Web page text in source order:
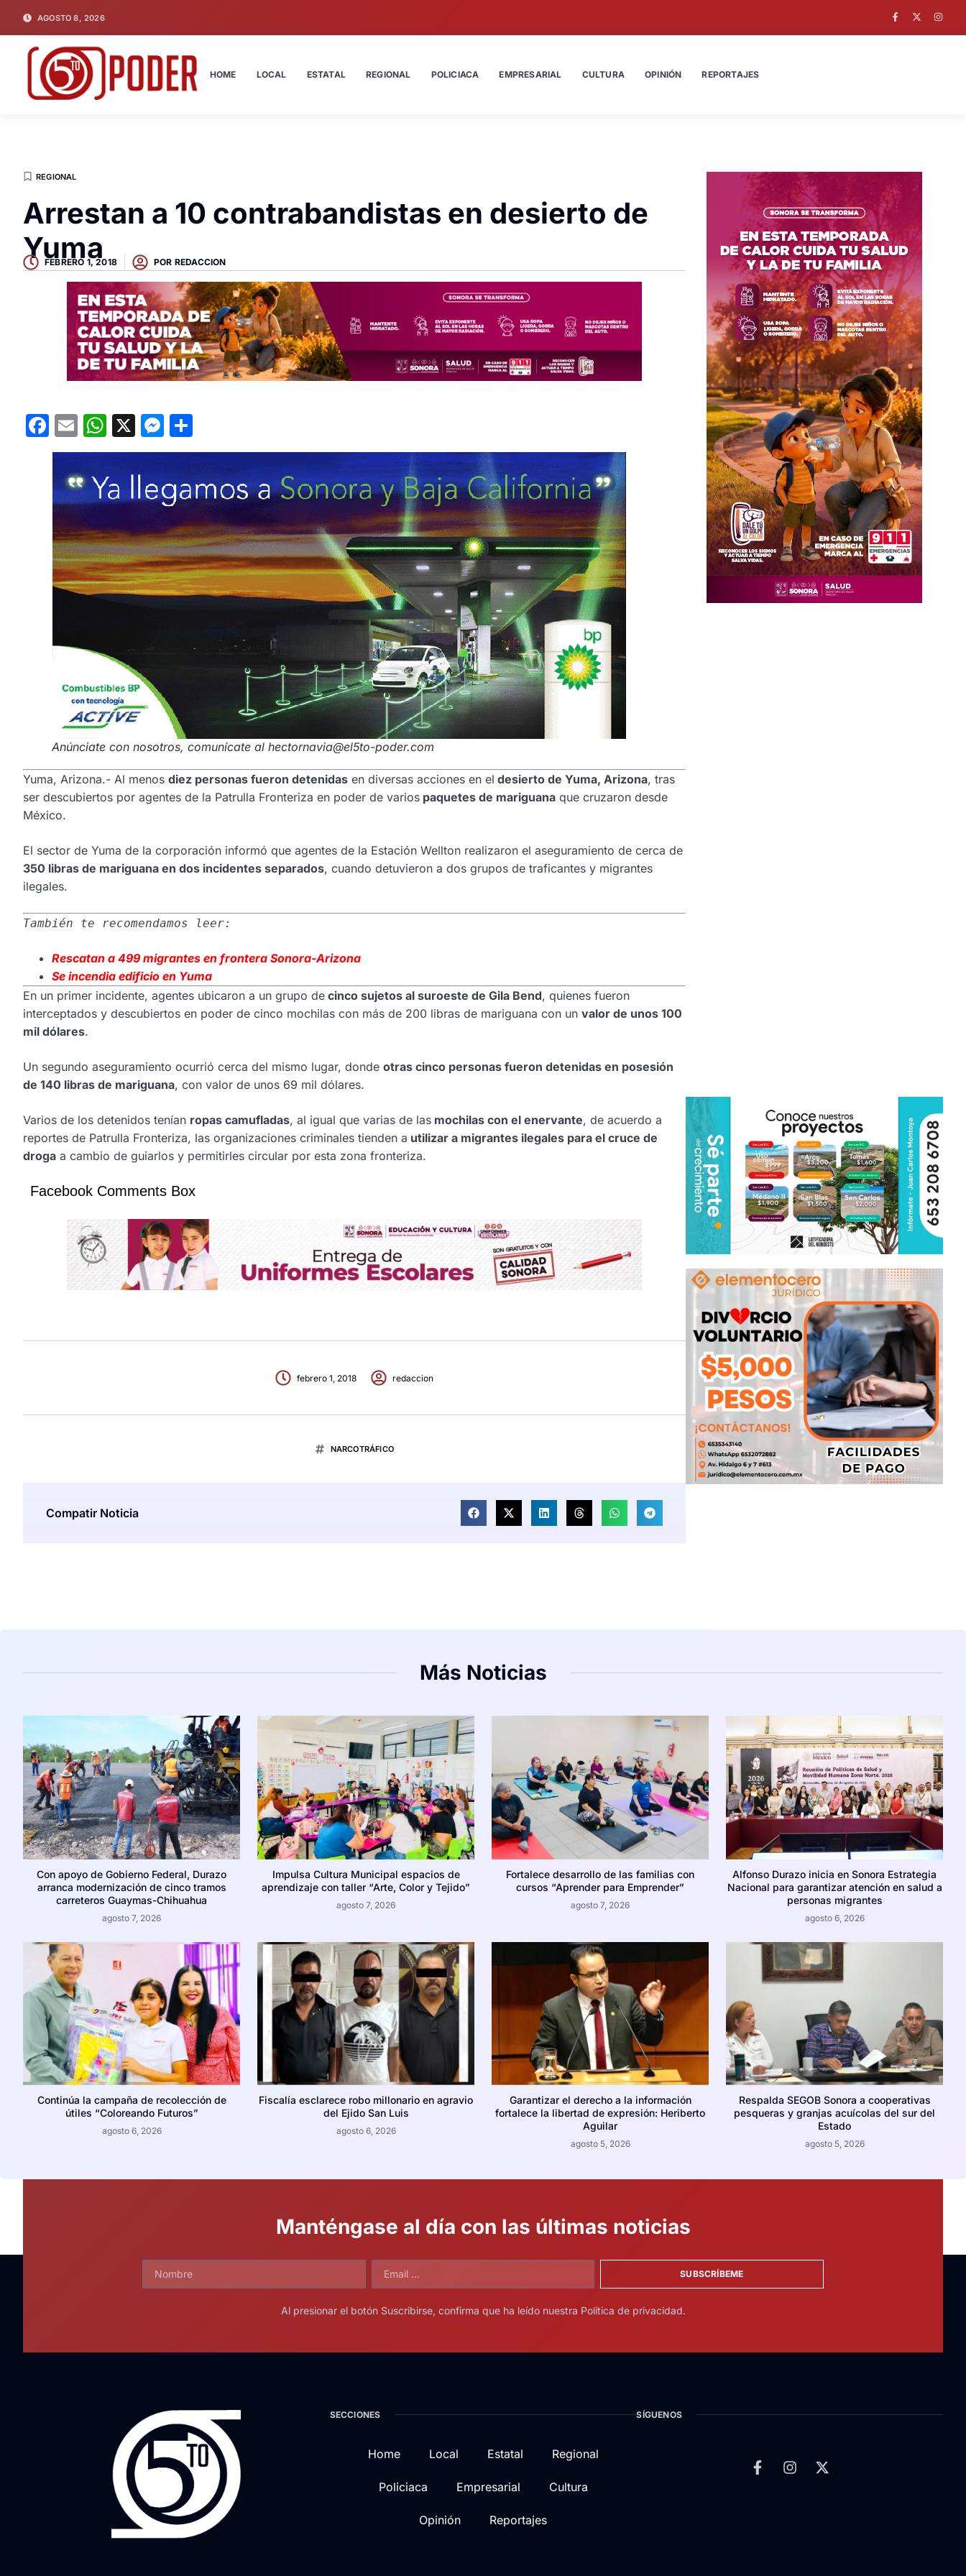
AGOSTO 8, 2026
HOME LOCAL ESTATAL REGIONAL POLICIACA EMPRESARIAL CULTURA OPINIÓN REPORTAJES
REGIONAL
Arrestan a 10 contrabandistas en desierto de
Yuma
FEBRERO 1, 2018 POR REDACCION
Facebook
EmailWhatsApp
X Messenger
Anúnciate con nosotros, comunícate al hectornavia@el5to-poder.com
Yuma, Arizona.- Al menos diez personas fueron detenidas en diversas acciones en el desierto de Yuma, Arizona, tras
ser descubiertos por agentes de la Patrulla Fronteriza en poder de varios paquetes de mariguana que cruzaron desde
México.
El sector de Yuma de la corporación informó que agentes de la Estación Wellton realizaron el aseguramiento de cerca de
350 libras de mariguana en dos incidentes separados, cuando detuvieron a dos grupos de traficantes y migrantes
ilegales.
También te recomendamos leer:
Rescatan a 499 migrantes en frontera Sonora-Arizona
Se incendia edificio en Yuma
En un primer incidente, agentes ubicaron a un grupo de cinco sujetos al suroeste de Gila Bend, quienes fueron
interceptados y descubiertos en poder de cinco mochilas con más de 200 libras de mariguana con un valor de unos 100
mil dólares.
Un segundo aseguramiento ocurrió cerca del mismo lugar, donde otras cinco personas fueron detenidas en posesión
de 140 libras de mariguana, con valor de unos 69 mil dólares.
Varios de los detenidos tenían ropas camufladas, al igual que varias de las mochilas con el enervante, de acuerdo a
reportes de Patrulla Fronteriza, las organizaciones criminales tienden a utilizar a migrantes ilegales para el cruce de
droga a cambio de guiarlos y permitirles circular por esta zona fronteriza.
Facebook Comments Box
febrero 1, 2018 redaccion
NARCOTRÁFICO
Compatir Noticia
Más Noticias
Con apoyo de Gobierno Federal, Durazo
arranca modernización de cinco tramos
carreteros Guaymas-Chihuahua
agosto 7, 2026
Impulsa Cultura Municipal espacios de
aprendizaje con taller “Arte, Color y Tejido”
agosto 7, 2026
Fortalece desarrollo de las familias con
cursos “Aprender para Emprender”
agosto 7, 2026
Alfonso Durazo inicia en Sonora Estrategia
Nacional para garantizar atención en salud a
personas migrantes
agosto 6, 2026
Continúa la campaña de recolección de
útiles “Coloreando Futuros”
agosto 6, 2026
Fiscalía esclarece robo millonario en agravio
del Ejido San Luis
agosto 6, 2026
Garantizar el derecho a la información
fortalece la libertad de expresión: Heriberto
Aguilar
agosto 5, 2026
Respalda SEGOB Sonora a cooperativas
pesqueras y granjas acuícolas del sur del
Estado
agosto 5, 2026
Manténgase al día con las últimas noticias
SUBSCRÍBEME
Al presionar el botón Suscribirse, confirma que ha leído nuestra Política de privacidad.
SECCIONES
Home Local Estatal Regional
Policiaca Empresarial Cultura
Opinión Reportajes
SÍGUENOS